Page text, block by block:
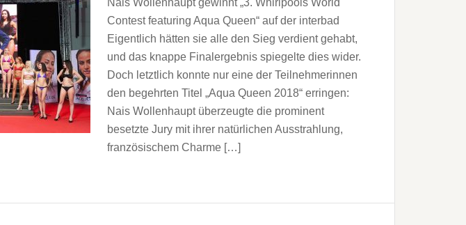
Nais Wollenhaupt gewinnt „3. Whirlpools World
Contest featuring Aqua Queen“ auf der interbad
Eigentlich hätten sie alle den Sieg verdient gehabt,
und das knappe Finalergebnis spiegelte dies wider.
Doch letztlich konnte nur eine der Teilnehmerinnen
den begehrten Titel „Aqua Queen 2018“ erringen:
Nais Wollenhaupt überzeugte die prominent
besetzte Jury mit ihrer natürlichen Ausstrahlung,
französischem Charme […]